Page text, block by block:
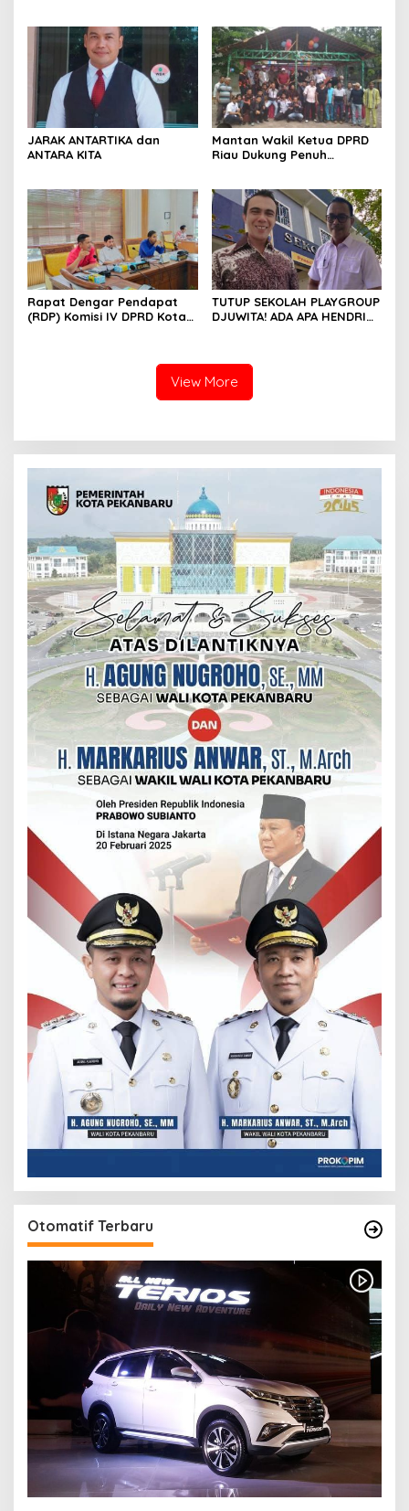
JARAK ANTARTIKA dan
ANTARA KITA
Mantan Wakil Ketua DPRD
Riau Dukung Penuh
Kabupaten Kepulauan
Meranti
Rapat Dengar Pendapat
(RDP) Komisi IV DPRD Kota
TUTUP SEKOLAH PLAYGROUP
DJUWITA! ADA APA HENDRI
View More
Otomatif Terbaru